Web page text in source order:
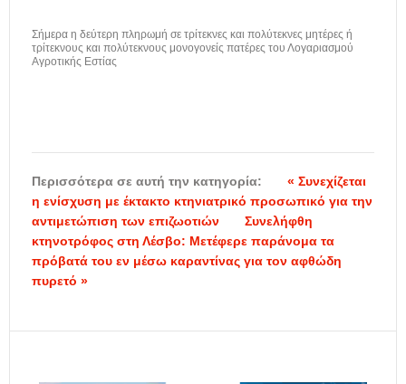
Σήμερα η δεύτερη πληρωμή σε τρίτεκνες και πολύτεκνες μητέρες ή
τρίτεκνους και πολύτεκνους μονογονείς πατέρες του Λογαριασμού
Αγροτικής Εστίας
Περισσότερα σε αυτή την κατηγορία:
« Συνεχίζεται
η ενίσχυση με έκτακτο κτηνιατρικό προσωπικό για την
αντιμετώπιση των επιζωοτιών
Συνελήφθη
κτηνοτρόφος στη Λέσβο: Μετέφερε παράνομα τα
πρόβατά του εν μέσω καραντίνας για τον αφθώδη
πυρετό »